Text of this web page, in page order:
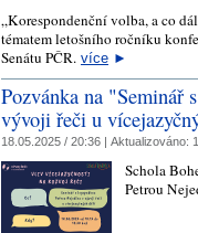
„Korespondenční volba, a co
tématem letošního ročníku
Senátu PČR. více ►
Pozvánka na "Seminář
vývoji řeči u
18.05.2025 / 20:36 | Aktualizováno:
Schola
Petrou